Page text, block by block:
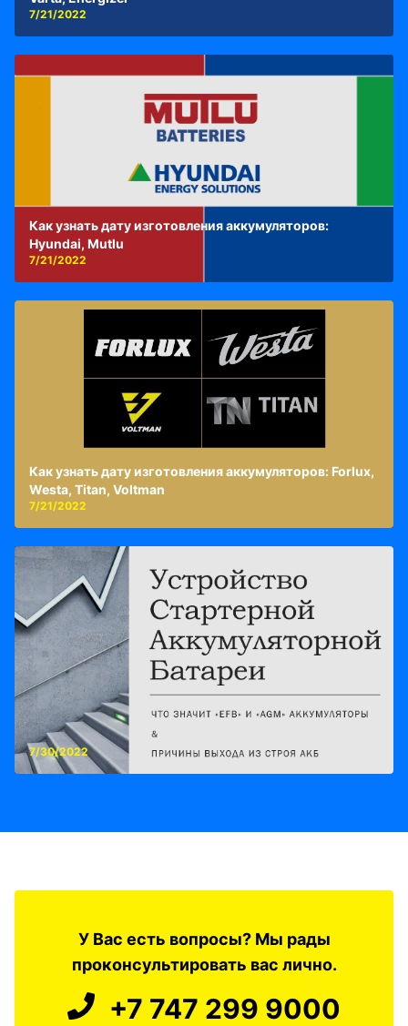
7/21/2022
Как узнать дату изготовления аккумуляторов:
Hyundai, Mutlu
7/21/2022
Как узнать дату изготовления аккумуляторов: Forlux,
Westa, Titan, Voltman
7/21/2022
7/30/2022
У Вас есть вопросы? Мы рады
проконсультировать вас лично.
+7 747 299 9000